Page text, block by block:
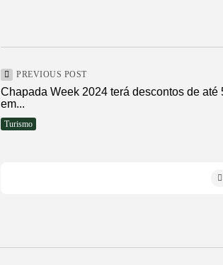
PREVIOUS POST
Chapada Week 2024 terá descontos de até
em...
Turismo